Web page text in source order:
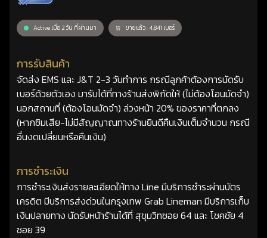
Active เมื่อ 2 วัน ที่ผ่านมา ขายแล้ว : 4,841 เบอร์
การรับสินค้า
จัดส่ง EMS และ J&T 2-3 วันทำการ กรณีลูกค้าต้องการนัดรับ
เบอร์ด้วยตัวเอง มารับได้ที่ทางร้านส่งพิกัดให้ (ไม่ต้องโอนมัดจำ)
นอกสถานที่ (ต้องโอนมัดจำ) ล่วงหน้า 20% ของราคาที่ตกลง
(หากซิมเสีย-ไม่มีสัญญาณทางร้านยินดีคืนเงินเต็มจำนวน กรณี
อื่นงดเปลี่ยนหรือคืนเงิน)
การชำระเงิน
การชำระเงินส่งรายละเอียดให้ทาง Line มีบริการชำระผ่านบัตร
เครดิต มีบริการส่งด่วนในกรุงเทพ Grab Lineman มีบริการเก็บ
เงินปลายทาง นัดรับหน้าร้านได้ที่ สุขุมวิทซอย 64 และ โชคชัย 4
ซอย 39